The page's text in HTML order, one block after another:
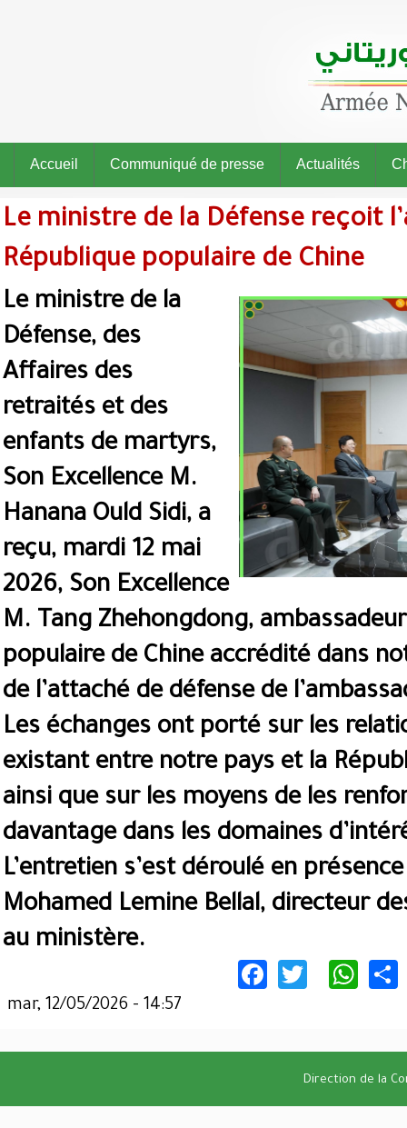
Accueil Communiqué de presse Actualités
Le ministre de la Défense reçoit
République populaire de Chine
Le ministre de la
Défense, des
Affaires des
retraités et des
enfants de martyrs,
Son Excellence M.
Hanana Ould Sidi, a
reçu, mardi 12 mai
2026, Son Excellence
M. Tang Zhehongdong,
populaire de Chine accrédité dans
de l’attaché de défense de
Les échanges ont porté sur les
existant entre notre pays et la
ainsi que sur les moyens de les
davantage dans les domaines
L’entretien s’est déroulé en
Mohamed Lemine Bellal, directeur
au ministère.
Facebook
Twitter
mar, 12/05/2026 - 14:57
Direction de la